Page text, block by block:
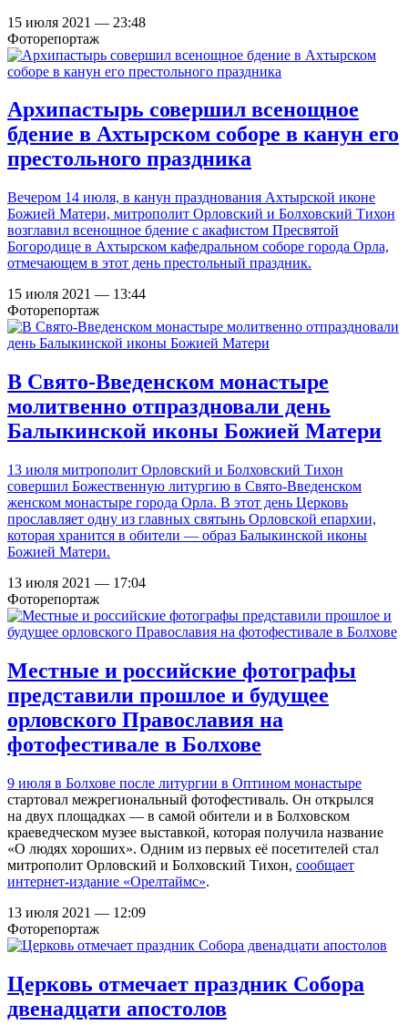
15 июля 2021 — 23:48
Фоторепортаж
Архипастырь совершил всенощное
бдение в Ахтырском соборе в канун его
престольного праздника
Вечером 14 июля, в канун празднования Ахтырской иконе
Божией Матери, митрополит Орловский и Болховский Тихон
возглавил всенощное бдение с акафистом Пресвятой
Богородице в Ахтырском кафедральном соборе города Орла,
отмечающем в этот день престольный праздник.
15 июля 2021 — 13:44
Фоторепортаж
В Свято-Введенском монастыре
молитвенно отпраздновали день
Балыкинской иконы Божией Матери
13 июля митрополит Орловский и Болховский Тихон
совершил Божественную литургию в Свято-Введенском
женском монастыре города Орла. В этот день Церковь
прославляет одну из главных святынь Орловской епархии,
которая хранится в обители — образ Балыкинской иконы
Божией Матери.
13 июля 2021 — 17:04
Фоторепортаж
Местные и российские фотографы
представили прошлое и будущее
орловского Православия на
фотофестивале в Болхове
9 июля в Болхове после литургии в Оптином монастыре
стартовал межрегиональный фотофестиваль. Он открылся
на двух площадках — в самой обители и в Болховском
краеведческом музее выставкой, которая получила название
«О людях хороших». Одним из первых её посетителей стал
митрополит Орловский и Болховский Тихон, сообщает
интернет-издание «Орелтаймс».
13 июля 2021 — 12:09
Фоторепортаж
Церковь отмечает праздник Собора
двенадцати апостолов